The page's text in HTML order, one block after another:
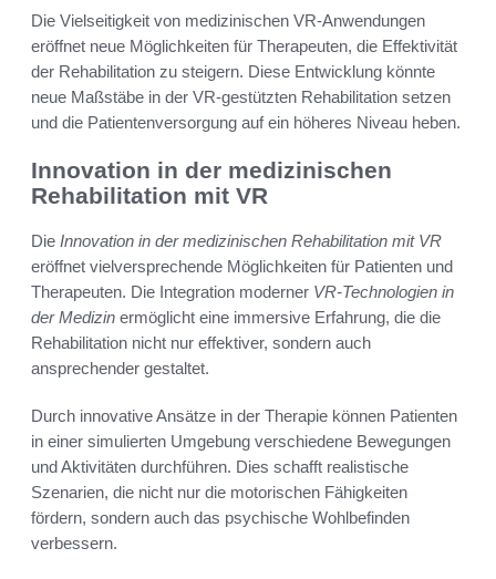
Die Vielseitigkeit von medizinischen VR-Anwendungen
eröffnet neue Möglichkeiten für Therapeuten, die Effektivität
der Rehabilitation zu steigern. Diese Entwicklung könnte
neue Maßstäbe in der VR-gestützten Rehabilitation setzen
und die Patientenversorgung auf ein höheres Niveau heben.
Innovation in der medizinischen
Rehabilitation mit VR
Die Innovation in der medizinischen Rehabilitation mit VR
eröffnet vielversprechende Möglichkeiten für Patienten und
Therapeuten. Die Integration moderner VR-Technologien in
der Medizin ermöglicht eine immersive Erfahrung, die die
Rehabilitation nicht nur effektiver, sondern auch
ansprechender gestaltet.
Durch innovative Ansätze in der Therapie können Patienten
in einer simulierten Umgebung verschiedene Bewegungen
und Aktivitäten durchführen. Dies schafft realistische
Szenarien, die nicht nur die motorischen Fähigkeiten
fördern, sondern auch das psychische Wohlbefinden
verbessern.